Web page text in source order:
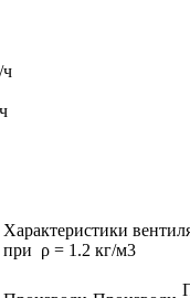
ч
Характеристики
при ρ = 1.2 кг/м3